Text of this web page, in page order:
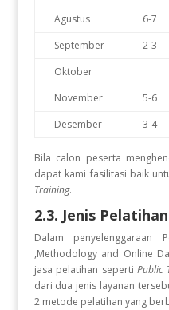
Agustus
6-7
September
2-3
Oktober
November
5-6
Desember
3-4
Bila calon peserta
dapat kami fasilitasi baik
Training.
2.3. Jenis Pelatihan
Dalam penyelenggaraan
,Methodology and Online
jasa pelatihan sepertiPublic
dari dua jenis layanan
2 metode pelatihan yang